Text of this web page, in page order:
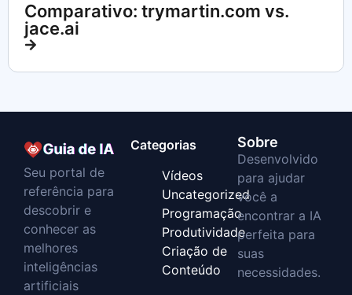
Comparativo: trymartin.com vs.
jace.ai
Seu portal de
referência para
descobrir e
conhecer as
melhores
inteligências
artificiais
Categorias
Vídeos
Uncategorized
Programação
Produtividade
Criação de
Conteúdo
Sobre
Desenvolvido
para ajudar
você a
encontrar a IA
perfeita para
suas
necessidades.